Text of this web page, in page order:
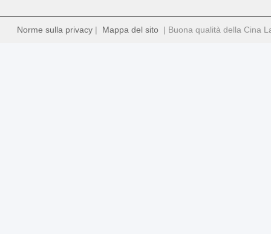
Norme sulla privacy| Mappa del sito| Buona qualità della Cina